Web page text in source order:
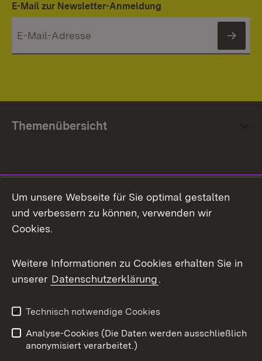
E-Mail zur Newsletter-Anmeldung
Themenübersicht
Facebook
X / Twitter
Youtube
Impressum
Kontakt
Um unsere Webseite für Sie optimal gestalten
und verbessern zu können, verwenden wir
Cookies.
Weitere Informationen zu Cookies erhalten Sie in
unserer Datenschutzerklärung.
Technisch notwendige Cookies
Analyse-Cookies (Die Daten werden ausschließlich
anonymisiert verarbeitet.)